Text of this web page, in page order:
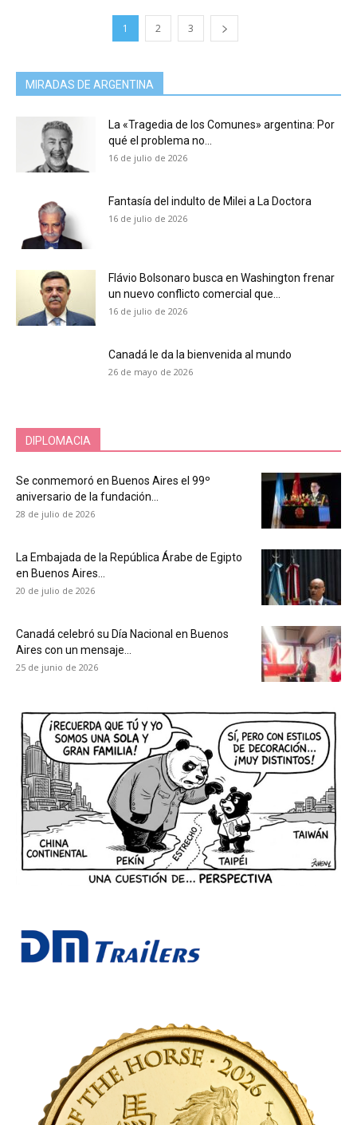
1 2 3
MIRADAS DE ARGENTINA
La «Tragedia de los Comunes» argentina: Por
qué el problema no...
16 de julio de 2026
Fantasía del indulto de Milei a La Doctora
16 de julio de 2026
Flávio Bolsonaro busca en Washington frenar
un nuevo conflicto comercial que...
16 de julio de 2026
Canadá le da la bienvenida al mundo
26 de mayo de 2026
DIPLOMACIA
Se conmemoró en Buenos Aires el 99º
aniversario de la fundación...
28 de julio de 2026
La Embajada de la República Árabe de Egipto
en Buenos Aires...
20 de julio de 2026
Canadá celebró su Día Nacional en Buenos
Aires con un mensaje...
25 de junio de 2026